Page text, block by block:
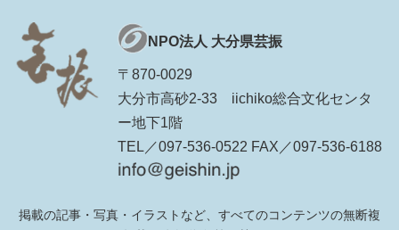
NPO法人 大分県芸振
〒870-0029
大分市高砂2-33 iichiko総合文化センタ
ー地下1階
TEL／097-536-0522 FAX／097-536-6188
掲載の記事・写真・イラストなど、すべてのコンテンツの無断複